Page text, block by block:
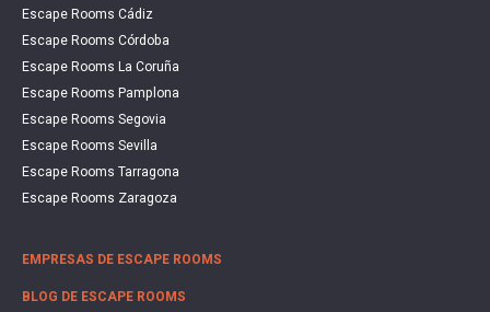
Escape Rooms Cádiz
Escape Rooms Córdoba
Escape Rooms La Coruña
Escape Rooms Pamplona
Escape Rooms Segovia
Escape Rooms Sevilla
Escape Rooms Tarragona
Escape Rooms Zaragoza
EMPRESAS DE ESCAPE ROOMS
BLOG DE ESCAPE ROOMS